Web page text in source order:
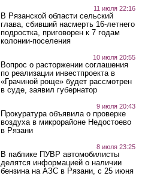
11 июля 22:16
В Рязанской области сельский
глава, сбивший насмерть 16-летнего
подростка, приговорен к 7 годам
колонии-поселения
10 июля 20:55
Вопрос о расторжении соглашения
по реализации инвестпроекта в
«Грачиной роще» будет рассмотрен
в суде, заявил губернатор
9 июля 20:43
Прокуратура объявила о проверке
воздуха в микрорайоне Недостоево
в Рязани
8 июля 23:25
В паблике ПУВР автомобилисты
делятся информацией о наличии
бензина на АЗС в Рязани, с 25 июня